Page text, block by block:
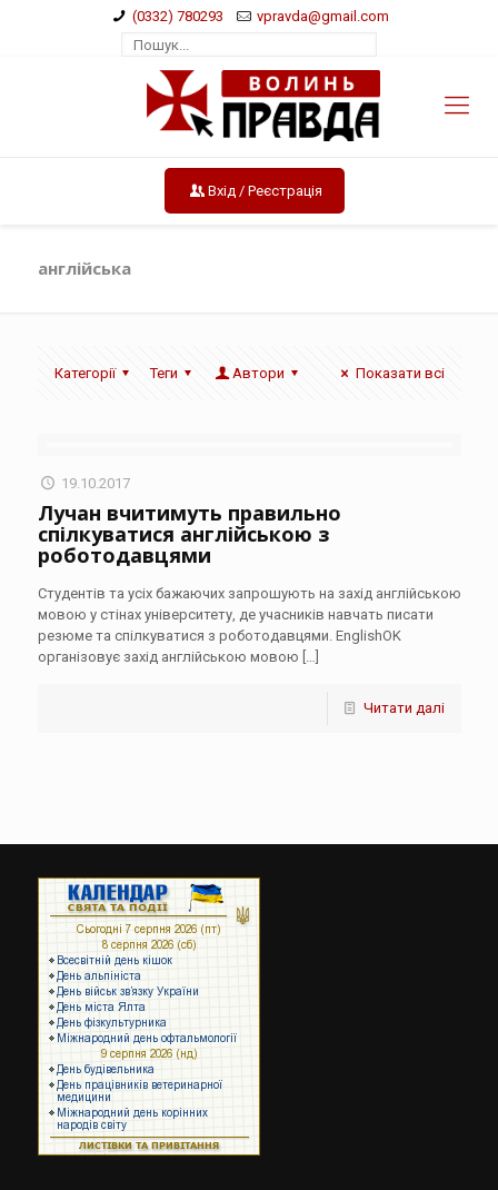
(0332) 780293 vpravda@gmail.com
Вхід / Реєстрація
англійська
Категорії Теги Автори Показати всі
19.10.2017
Лучан вчитимуть правильно
спілкуватися англійською з
роботодавцями
Cтудентів та усіх бажаючих запрошують на захід англійською
мовою у стінах університету, де учасників навчать писати
резюме та спілкуватися з роботодавцями. EnglishOK
організовує захід англійською мовою […]
Читати далі